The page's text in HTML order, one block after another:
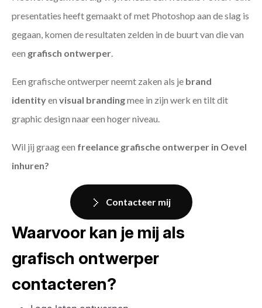
presentaties heeft gemaakt of met Photoshop aan de slag is
gegaan, komen de resultaten zelden in de buurt van die van
een grafisch ontwerper
Een grafische ontwerper neemt zaken als je brand
identityen visual brandingmee in zijn werk en tilt dit
graphic design naar een hoger niveau.
Wil jij graag een freelance grafische ontwerper in Oevel
inhuren?
Contacteer mij
Waarvoor kan je mij als
grafisch ontwerper
contacteren?